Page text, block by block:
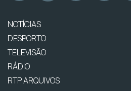
NOTÍCIAS
DESPORTO
TELEVISÃO
RÁDIO
RTP ARQUIVOS